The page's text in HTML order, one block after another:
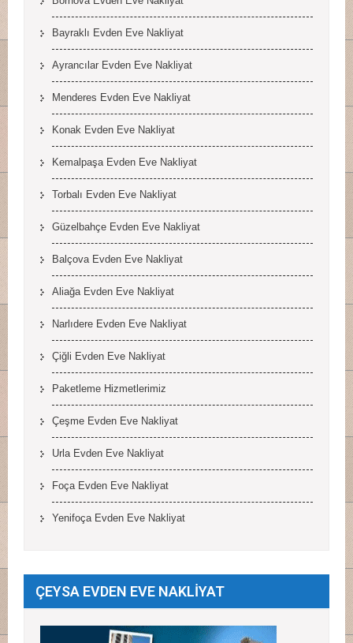
Bayraklı Evden Eve Nakliyat
Ayrancılar Evden Eve Nakliyat
Menderes Evden Eve Nakliyat
Konak Evden Eve Nakliyat
Kemalpaşa Evden Eve Nakliyat
Torbalı Evden Eve Nakliyat
Güzelbahçe Evden Eve Nakliyat
Balçova Evden Eve Nakliyat
Aliağa Evden Eve Nakliyat
Narlıdere Evden Eve Nakliyat
Çiğli Evden Eve Nakliyat
Paketleme Hizmetlerimiz
Çeşme Evden Eve Nakliyat
Urla Evden Eve Nakliyat
Foça Evden Eve Nakliyat
Yenifoça Evden Eve Nakliyat
ÇEYSA EVDEN EVE NAKLİYAT